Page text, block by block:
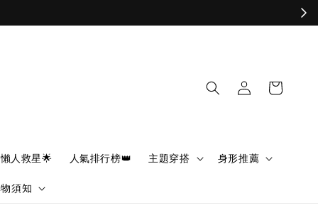
懶人救星🌟 人氣排行榜👑 主題穿搭 身形推薦
須知